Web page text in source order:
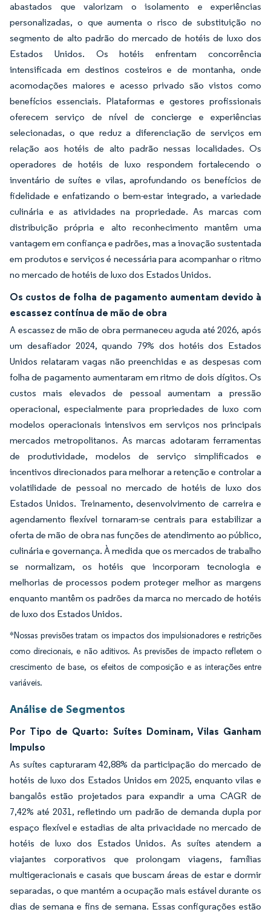
abastados que valorizam o isolamento e experiências
personalizadas, o que aumenta o risco de substituição no
segmento de alto padrão do mercado de hotéis de luxo dos
Estados Unidos. Os hotéis enfrentam concorrência
intensificada em destinos costeiros e de montanha, onde
acomodações maiores e acesso privado são vistos como
benefícios essenciais. Plataformas e gestores profissionais
oferecem serviço de nível de concierge e experiências
selecionadas, o que reduz a diferenciação de serviços em
relação aos hotéis de alto padrão nessas localidades. Os
operadores de hotéis de luxo respondem fortalecendo o
inventário de suítes e vilas, aprofundando os benefícios de
fidelidade e enfatizando o bem-estar integrado, a variedade
culinária e as atividades na propriedade. As marcas com
distribuição própria e alto reconhecimento mantêm uma
vantagem em confiança e padrões, mas a inovação sustentada
em produtos e serviços é necessária para acompanhar o ritmo
no mercado de hotéis de luxo dos Estados Unidos.
Os custos de folha de pagamento aumentam devido à
escassez contínua de mão de obra
A escassez de mão de obra permaneceu aguda até 2026, após
um desafiador 2024, quando 79% dos hotéis dos Estados
Unidos relataram vagas não preenchidas e as despesas com
folha de pagamento aumentaram em ritmo de dois dígitos. Os
custos mais elevados de pessoal aumentam a pressão
operacional, especialmente para propriedades de luxo com
modelos operacionais intensivos em serviços nos principais
mercados metropolitanos. As marcas adotaram ferramentas
de produtividade, modelos de serviço simplificados e
incentivos direcionados para melhorar a retenção e controlar a
volatilidade de pessoal no mercado de hotéis de luxo dos
Estados Unidos. Treinamento, desenvolvimento de carreira e
agendamento flexível tornaram-se centrais para estabilizar a
oferta de mão de obra nas funções de atendimento ao público,
culinária e governança. À medida que os mercados de trabalho
se normalizam, os hotéis que incorporam tecnologia e
melhorias de processos podem proteger melhor as margens
enquanto mantêm os padrões da marca no mercado de hotéis
de luxo dos Estados Unidos.
*Nossas previsões tratam os impactos dos impulsionadores e restrições
como direcionais, e não aditivos. As previsões de impacto refletem o
crescimento de base, os efeitos de composição e as interações entre
variáveis.
Análise de Segmentos
Por Tipo de Quarto: Suítes Dominam, Vilas Ganham
Impulso
As suítes capturaram 42,88% da participação do mercado de
hotéis de luxo dos Estados Unidos em 2025, enquanto vilas e
bangalôs estão projetados para expandir a uma CAGR de
7,42% até 2031, refletindo um padrão de demanda dupla por
espaço flexível e estadias de alta privacidade no mercado de
hotéis de luxo dos Estados Unidos. As suítes atendem a
viajantes corporativos que prolongam viagens, famílias
multigeracionais e casais que buscam áreas de estar e dormir
separadas, o que mantém a ocupação mais estável durante os
dias de semana e fins de semana. Essas configurações estão